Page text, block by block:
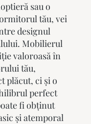
sau o
tău, vei
designul
Mobilierul
valoroasă în
tău,
plăcut, ci și o
perfect
fi obținut
și atemporal